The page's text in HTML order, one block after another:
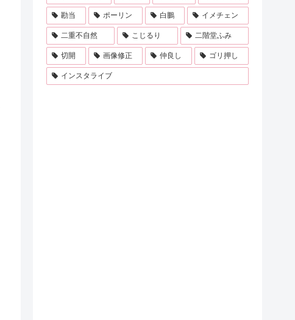
勘当 ポーリン 白鵬 イメチェン
二重不自然 こじるり 二階堂ふみ
切開 画像修正 仲良し ゴリ押し
インスタライブ